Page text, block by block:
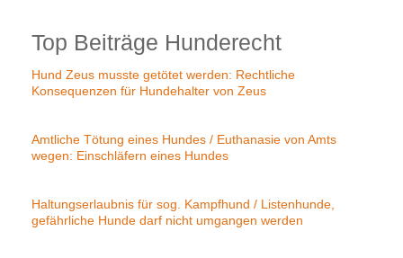
Top Beiträge Hunderecht
Hund Zeus musste getötet werden: Rechtliche
Konsequenzen für Hundehalter von Zeus
Amtliche Tötung eines Hundes / Euthanasie von Amts
wegen: Einschläfern eines Hundes
Haltungserlaubnis für sog. Kampfhund / Listenhunde,
gefährliche Hunde darf nicht umgangen werden